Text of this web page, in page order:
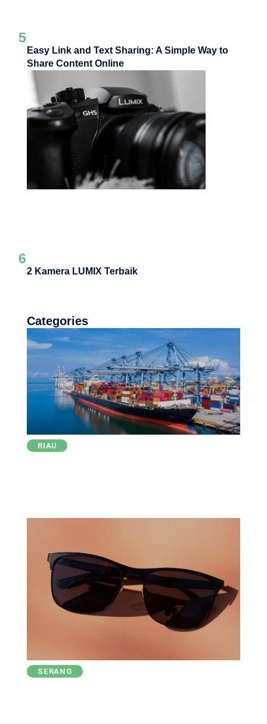
5
Easy Link and Text Sharing: A Simple Way to
Share Content Online
6
2 Kamera LUMIX Terbaik
Categories
RIAU
SERANG